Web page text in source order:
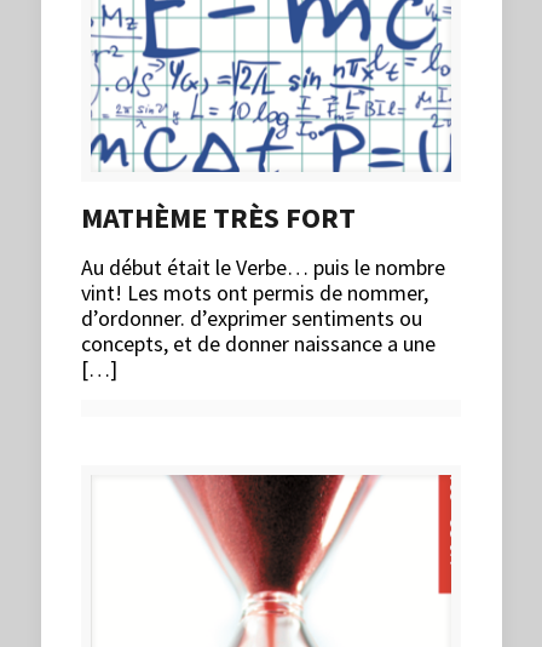
MATHÈME TRÈS FORT
Au début était le Verbe… puis le nombre
vint! Les mots ont permis de nommer,
d’ordonner. d’exprimer sentiments ou
concepts, et de donner naissance a une
[…]